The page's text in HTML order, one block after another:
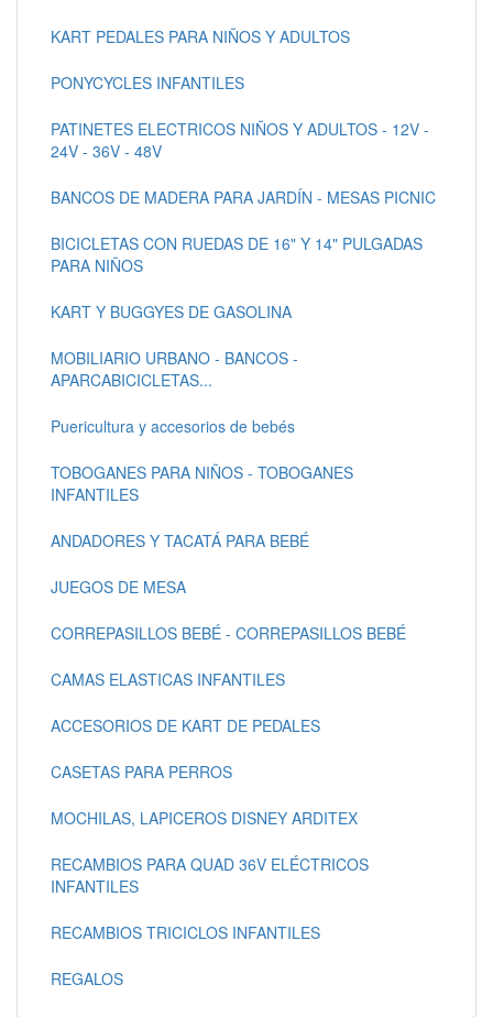
KART PEDALES PARA NIÑOS Y ADULTOS
PONYCYCLES INFANTILES
PATINETES ELECTRICOS NIÑOS Y ADULTOS - 12V -
24V - 36V - 48V
BANCOS DE MADERA PARA JARDÍN - MESAS PICNIC
BICICLETAS CON RUEDAS DE 16" Y 14" PULGADAS
PARA NIÑOS
KART Y BUGGYES DE GASOLINA
MOBILIARIO URBANO - BANCOS -
APARCABICICLETAS...
Puericultura y accesorios de bebés
TOBOGANES PARA NIÑOS - TOBOGANES
INFANTILES
ANDADORES Y TACATÁ PARA BEBÉ
JUEGOS DE MESA
CORREPASILLOS BEBÉ - CORREPASILLOS BEBÉ
CAMAS ELASTICAS INFANTILES
ACCESORIOS DE KART DE PEDALES
CASETAS PARA PERROS
MOCHILAS, LAPICEROS DISNEY ARDITEX
RECAMBIOS PARA QUAD 36V ELÉCTRICOS
INFANTILES
RECAMBIOS TRICICLOS INFANTILES
REGALOS